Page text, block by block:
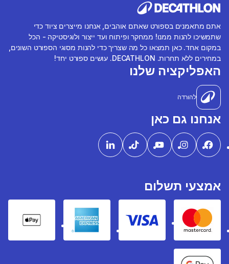
אתם מתאמנים בספורט שאתם אוהבים, אנחנו מייצרים ציוד כדי
שתמשיכו להנות ממנו! ממחקר ופיתוח ועד ייצור ולוגיסטיקה - הכל
במקום אחד. כאן תמצאו כל מה שצריך כדי להנות מסוגי הספורט השונים,
במחירים ללא תחרות. DECATHLON. עושים ספורט יחד!
האפליקציה שלנו
להורדה
אנחנו גם כאן
אמצעי תשלום
Mastercard
Visa
American express
Pay